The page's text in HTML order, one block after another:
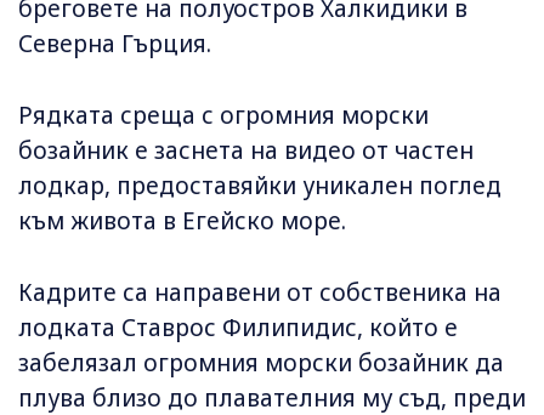
бреговете на полуостров Халкидики в
Северна Гърция.
Рядката среща с огромния морски
бозайник е заснета на видео от частен
лодкар, предоставяйки уникален поглед
към живота в Егейско море.
Кадрите са направени от собственика на
лодката Ставрос Филипидис, който е
забелязал огромния морски бозайник да
плува близо до плавателния му съд, преди